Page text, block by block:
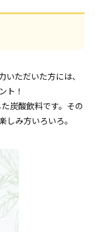
ただいた方には、
ト！
炭酸飲料です。その
しみ方いろいろ。